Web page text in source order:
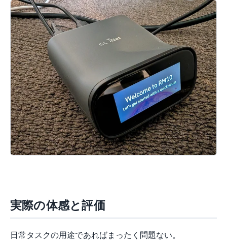
実際の体感と評価
日常タスクの用途であればまったく問題ない。